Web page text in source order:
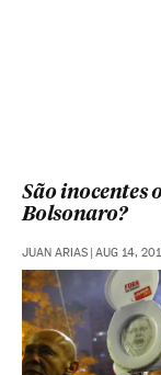
São inocentes
Bolsonaro?
JUAN ARIAS | AUG 14,